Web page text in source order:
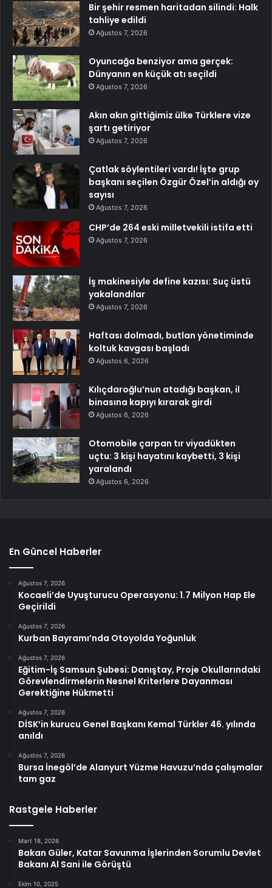
Bir şehir resmen haritadan silindi: Halk
tahliye edildi
Ağustos 7, 2026
Oyuncağa benziyor ama gerçek:
Dünyanın en küçük atı seçildi
Ağustos 7, 2026
Akın akın gittiğimiz ülke Türklere vize
şartı getiriyor
Ağustos 7, 2026
Çatlak söylentileri vardı! İşte grup
başkanı seçilen Özgür Özel’in aldığı oy
sayısı
Ağustos 7, 2026
CHP’de 264 eski milletvekili istifa etti
Ağustos 7, 2026
İş makinesiyle define kazısı: Suç üstü
yakalandılar
Ağustos 7, 2026
Haftası dolmadı, butlan yönetiminde
koltuk kavgası başladı
Ağustos 6, 2026
Kılıçdaroğlu’nun atadığı başkan, il
binasına kapıyı kırarak girdi
Ağustos 6, 2026
Otomobile çarpan tır viyadükten
uçtu: 3 kişi hayatını kaybetti, 3 kişi
yaralandı
Ağustos 6, 2026
En Güncel Haberler
Ağustos 7, 2026
Kocaeli’de Uyuşturucu Operasyonu: 1.7 Milyon Hap Ele
Geçirildi
Ağustos 7, 2026
Kurban Bayramı’nda Otoyolda Yoğunluk
Ağustos 7, 2026
Eğitim-İş Samsun Şubesi: Danıştay, Proje Okullarındaki
Görevlendirmelerin Nesnel Kriterlere Dayanması
Gerektiğine Hükmetti
Ağustos 7, 2026
DİSK’in kurucu Genel Başkanı Kemal Türkler 46. yılında
anıldı
Ağustos 7, 2026
Bursa İnegöl’de Alanyurt Yüzme Havuzu’nda çalışmalar
tam gaz
Rastgele Haberler
Mart 18, 2026
Bakan Güler, Katar Savunma İşlerinden Sorumlu Devlet
Bakanı Al Sani ile Görüştü
Ekim 10, 2025